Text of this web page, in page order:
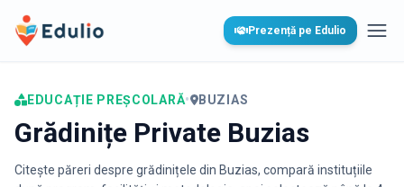
Edulio Prezență pe Edulio
EDUCAȚIE PREȘCOLARĂ• BUZIAS
Grădinițe Private Buzias
Citește păreri despre grădinițele din Buzias, compară instituțiile